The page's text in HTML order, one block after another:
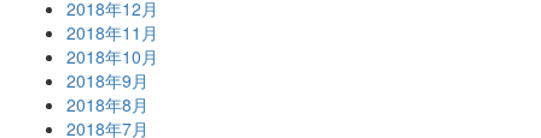
2018年12月
2018年11月
2018年10月
2018年9月
2018年8月
2018年7月